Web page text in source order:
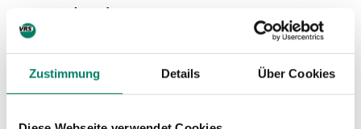
Zustimmung Details Über Cookies
Download
PDF1.5 MIB
Linienkarte